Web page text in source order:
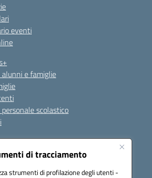
di tracciamento
strumenti di profilazione degli utenti -
eventi
alunni e famiglie
personale scolastico
Seguici su: